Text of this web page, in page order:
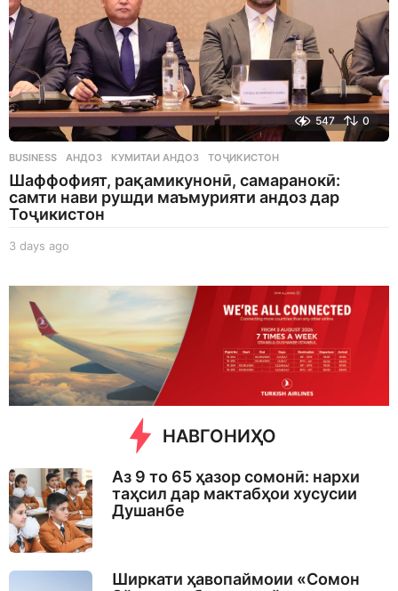
547 0
BUSINESS АНДОЗ ,КУМИТАИ АНДОЗ ,ТОҶИКИСТОН
Шаффофият, рақамикунонӣ, самаранокӣ:
самти нави рушди маъмурияти андоз дар
Тоҷикистон
3 days ago
g
o
НАВГОНИҲО
Аз 9 то 65 ҳазор сомонӣ: нархи
таҳсил дар мактабҳои хусусии
Душанбе
Ширкати ҳавопаймоии «Сомон